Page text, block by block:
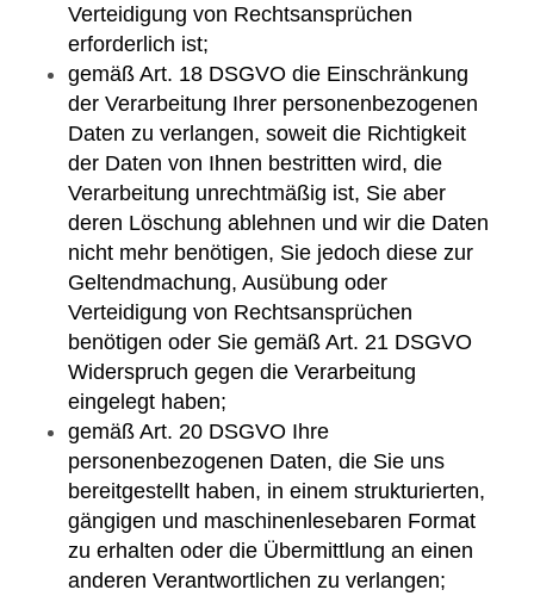
Verteidigung von Rechtsansprüchen
erforderlich ist;
gemäß Art. 18 DSGVO die Einschränkung
der Verarbeitung Ihrer personenbezogenen
Daten zu verlangen, soweit die Richtigkeit
der Daten von Ihnen bestritten wird, die
Verarbeitung unrechtmäßig ist, Sie aber
deren Löschung ablehnen und wir die Daten
nicht mehr benötigen, Sie jedoch diese zur
Geltendmachung, Ausübung oder
Verteidigung von Rechtsansprüchen
benötigen oder Sie gemäß Art. 21 DSGVO
Widerspruch gegen die Verarbeitung
eingelegt haben;
gemäß Art. 20 DSGVO Ihre
personenbezogenen Daten, die Sie uns
bereitgestellt haben, in einem strukturierten,
gängigen und maschinenlesebaren Format
zu erhalten oder die Übermittlung an einen
anderen Verantwortlichen zu verlangen;